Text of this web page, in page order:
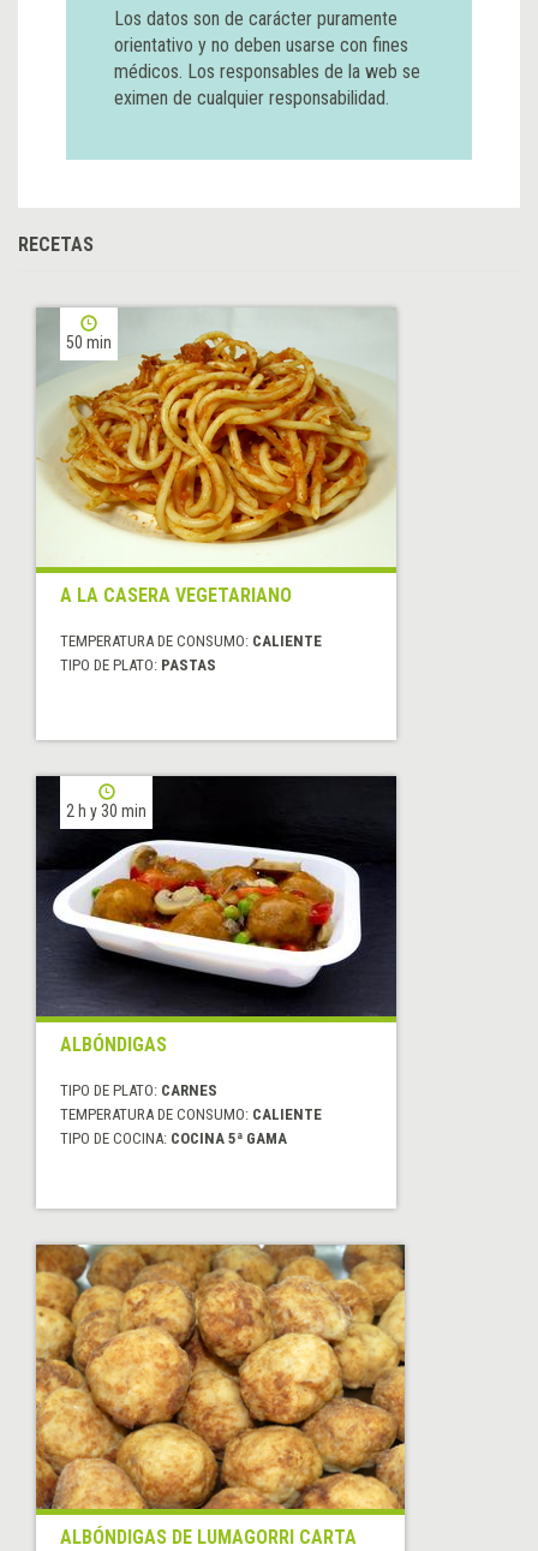
Los datos son de carácter puramente
orientativo y no deben usarse con fines
médicos. Los responsables de la web se
eximen de cualquier responsabilidad.
RECETAS
50 min
A LA CASERA VEGETARIANO
TEMPERATURA DE CONSUMO: CALIENTE
TIPO DE PLATO: PASTAS
2 h y 30 min
ALBÓNDIGAS
TIPO DE PLATO: CARNES
TEMPERATURA DE CONSUMO: CALIENTE
TIPO DE COCINA: COCINA 5ª GAMA
ALBÓNDIGAS DE LUMAGORRI CARTA